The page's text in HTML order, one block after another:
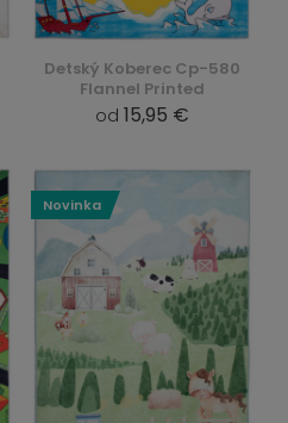
Detský Koberec Cp-580
Flannel Printed
od 15,95 €
Novinka